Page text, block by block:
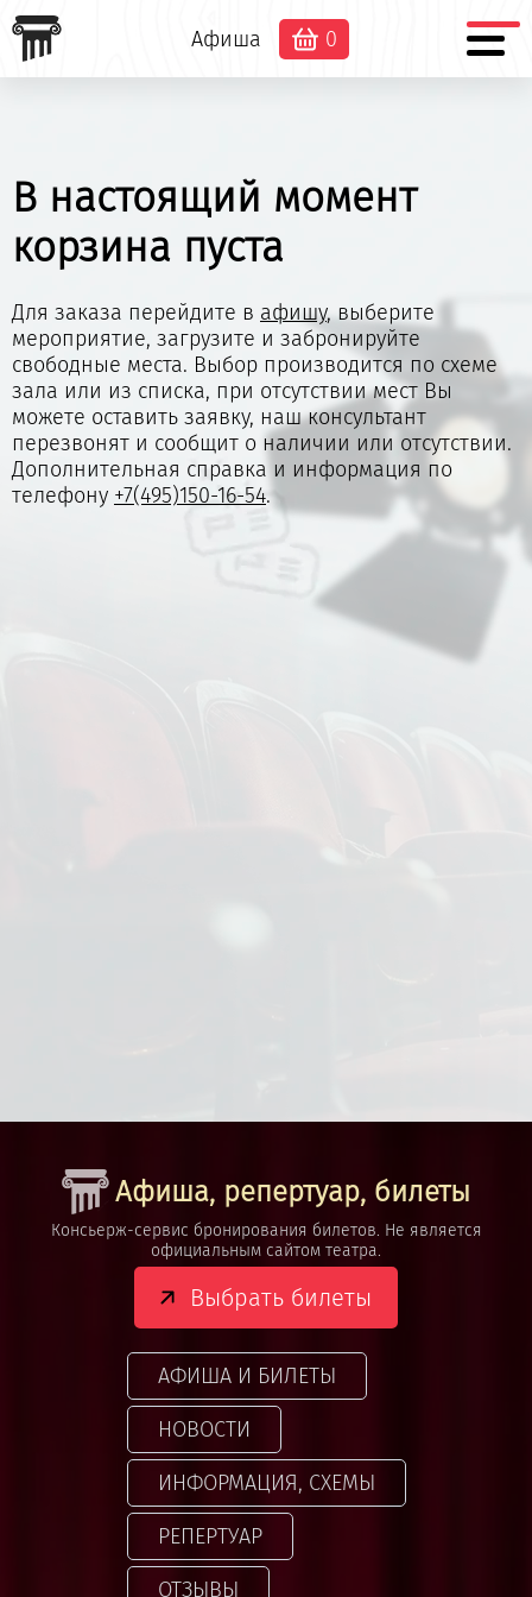
Афиша 0
В настоящий момент
корзина пуста
Для заказа перейдите в афишу, выберите
мероприятие, загрузите и забронируйте
свободные места. Выбор производится по схеме
зала или из списка, при отсутствии мест Вы
можете оставить заявку, наш консультант
перезвонят и сообщит о наличии или отсутствии.
Дополнительная справка и информация по
телефону +7(495)150-16-54.
Афиша, репертуар, билеты
Консьерж-сервис бронирования билетов. Не является
официальным сайтом театра.
Выбрать билеты
АФИША И БИЛЕТЫ
НОВОСТИ
ИНФОРМАЦИЯ, СХЕМЫ
РЕПЕРТУАР
ОТЗЫВЫ